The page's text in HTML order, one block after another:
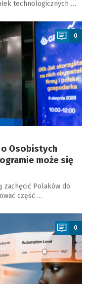
technologicznych …
0
Osobistych
może się
zachęcić Polaków do
część …
0